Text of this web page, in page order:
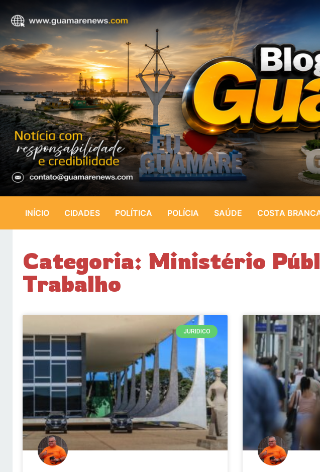
INÍCIO CIDADES POLÍTICA POLÍCIA SAÚDE COSTA
Categoria: Ministério
Trabalho
JURIDICO